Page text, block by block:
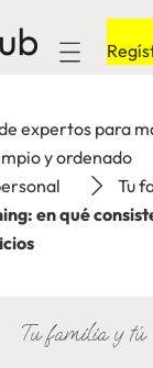
Mobile
expertos para
y ordenado
Tu
en qué
Tu familia y tú